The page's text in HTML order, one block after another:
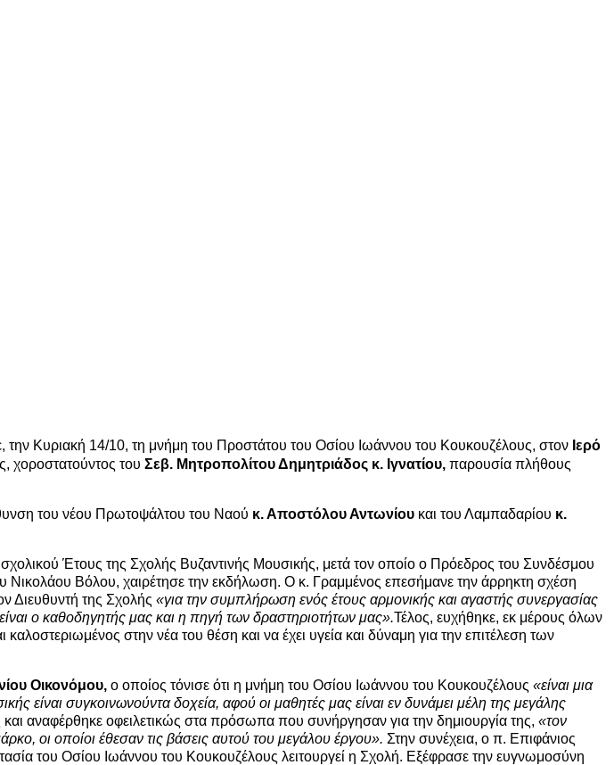
την Κυριακή 14/10, τη μνήμη του Προστάτου του Οσίου Ιωάννου του Κουκουζέλους, στον Ιερό
χοροστατούντος του Σεβ. Μητροπολίτου Δημητριάδος κ. Ιγνατίου, παρουσία πλήθους
του νέου Πρωτοψάλτου του Ναού κ. Αποστόλου Αντωνίου και του Λαμπαδαρίου κ.
Έτους της Σχολής Βυζαντινής Μουσικής, μετά τον οποίο ο Πρόεδρος του Συνδέσμου
Νικολάου Βόλου, χαιρέτησε την εκδήλωση. Ο κ. Γραμμένος επεσήμανε την άρρηκτη σχέση
Διευθυντή της Σχολής «για την συμπλήρωση ενός έτους αρμονικής και αγαστής συνεργασίας
ο καθοδηγητής μας και η πηγή των δραστηριοτήτων μας».Τέλος, ευχήθηκε, εκ μέρους όλων
στην νέα του θέση και να έχει υγεία και δύναμη για την επιτέλεση των
Οικονόμου, ο οποίος τόνισε ότι η μνήμη του Οσίου Ιωάννου του Κουκουζέλους «είναι μια
είναι συγκοινωνούντα δοχεία, αφού οι μαθητές μας είναι εν δυνάμει μέλη της μεγάλης
αναφέρθηκε οφειλετικώς στα πρόσωπα που συνήργησαν για την δημιουργία της, «τον
οι οποίοι έθεσαν τις βάσεις αυτού του μεγάλου έργου». Στην συνέχεια, ο π. Επιφάνιος
του Οσίου Ιωάννου του Κουκουζέλους λειτουργεί η Σχολή. Εξέφρασε την ευγνωμοσύνη